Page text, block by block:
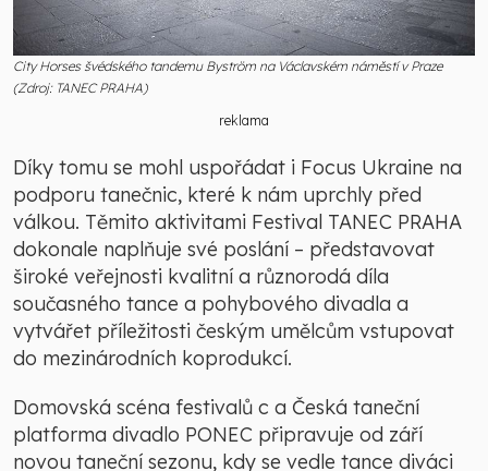
City Horses švédského tandemu Byström na Václavském náměstí v Praze
(Zdroj: TANEC PRAHA)
reklama
Díky tomu se mohl uspořádat i Focus Ukraine na
podporu tanečnic, které k nám uprchly před
válkou. Těmito aktivitami Festival TANEC PRAHA
dokonale naplňuje své poslání – představovat
široké veřejnosti kvalitní a různorodá díla
současného tance a pohybového divadla a
vytvářet příležitosti českým umělcům vstupovat
do mezinárodních koprodukcí.
Domovská scéna festivalů c a Česká taneční
platforma divadlo PONEC připravuje od září
novou taneční sezonu, kdy se vedle tance diváci